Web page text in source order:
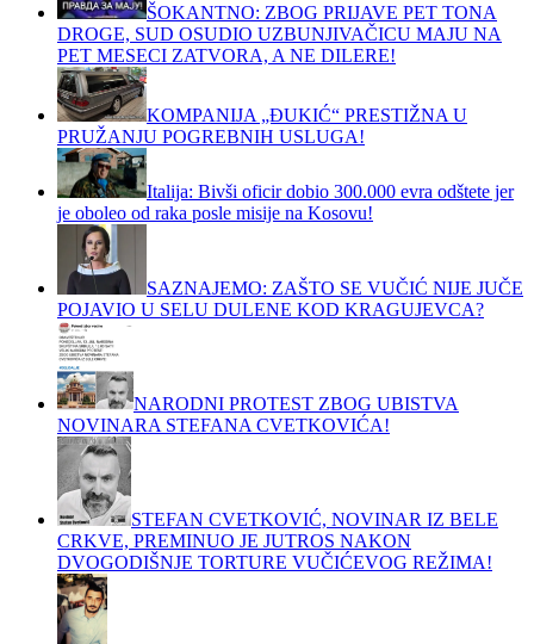
ŠOKANTNO: ZBOG PRIJAVE PET TONA
DROGE, SUD OSUDIO UZBUNJIVAČICU MAJU NA
PET MESECI ZATVORA, A NE DILERE!
KOMPANIJA „ĐUKIĆ“ PRESTIŽNA U
PRUŽANJU POGREBNIH USLUGA!
Italija: Bivši oficir dobio 300.000 evra odštete jer
je oboleo od raka posle misije na Kosovu!
SAZNAJEMO: ZAŠTO SE VUČIĆ NIJE JUČE
POJAVIO U SELU DULENE KOD KRAGUJEVCA?
NARODNI PROTEST ZBOG UBISTVA
NOVINARA STEFANA CVETKOVIĆA!
STEFAN CVETKOVIĆ, NOVINAR IZ BELE
CRKVE, PREMINUO JE JUTROS NAKON
DVOGODIŠNJE TORTURE VUČIĆEVOG REŽIMA!